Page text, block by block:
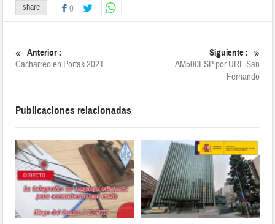
share 0
Anterior :
Cacharreo en Portas 2021
Siguiente :
AM500ESP por URE San
Fernando
Publicaciones relacionadas